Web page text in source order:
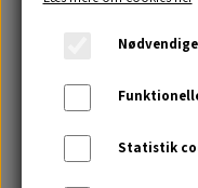
Et udsnit af
Statistik